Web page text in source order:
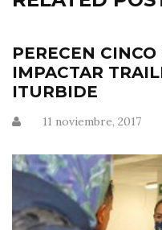
PERECEN
IMPACTAR
ITURBIDE
11 noviembre, 2017